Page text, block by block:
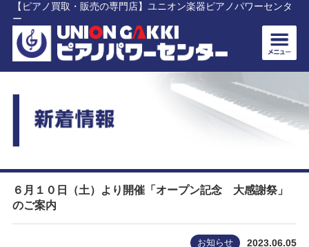
【ピアノ買取・販売の専門店】ユニオン楽器ピアノパワーセンタ
ー
６月１０日（土）より開催「オープン記念 大感謝祭」
のご案内
お知らせ 2023.06.05